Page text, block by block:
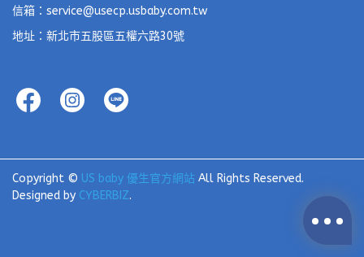
信箱：service@usecp.usbaby.com.tw
地址：新北市五股區五權六路30號
Copyright © US baby 優生官方網站 All Rights Reserved.
Designed by CYBERBIZ.